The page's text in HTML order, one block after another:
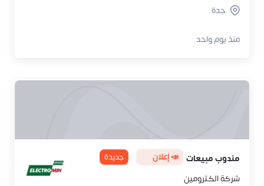
جدة
منذ يوم واحد
مندوب مبيعات 📣 إعلان جديدة
شركة الكترومين